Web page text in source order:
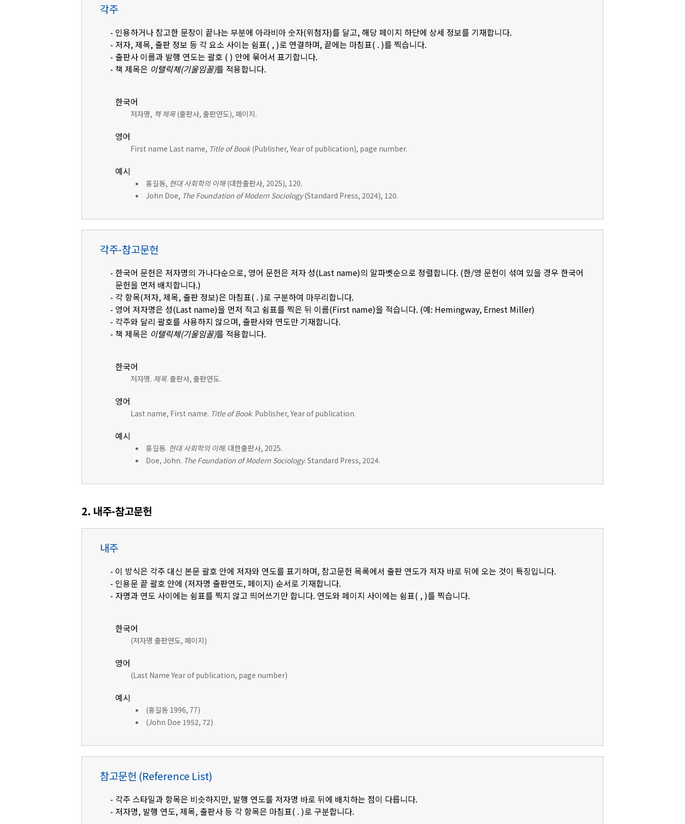
각주
- 인용하거나 참고한 문장이 끝나는 부분에 아라비아 숫자(위첨자)를 달고, 해당 페이지 하단에 상세 정보를 기재합니다.
- 저자, 제목, 출판 정보 등 각 요소 사이는 쉼표( , )로 연결하며, 끝에는 마침표( . )를 찍습니다.
- 출판사 이름과 발행 연도는 괄호 ( ) 안에 묶어서 표기합니다.
- 책 제목은 이탤릭체(기울임꼴)를 적용합니다.
한국어
저자명, 책 제목(출판사, 출판연도), 페이지.
영어
First name Last name, Title of Book(Publisher, Year of publication), page number.
예시
홍길동, 현대 사회학의 이해(대한출판사, 2025), 120.
John Doe, The Foundation of Modern Sociology(Standard Press, 2024), 120.
각주-참고문헌
- 한국어 문헌은 저자명의 가나다순으로, 영어 문헌은 저자 성(Last name)의 알파벳순으로 정렬합니다. (한/영 문헌이 섞여 있을 경우 한국어
문헌을 먼저 배치합니다.)
- 각 항목(저자, 제목, 출판 정보)은 마침표( . )로 구분하여 마무리합니다.
- 영어 저자명은 성(Last name)을 먼저 적고 쉼표를 찍은 뒤 이름(First name)을 적습니다. (예: Hemingway, Ernest Miller)
- 각주와 달리 괄호를 사용하지 않으며, 출판사와 연도만 기재합니다.
- 책 제목은 이탤릭체(기울임꼴)를 적용합니다.
한국어
저자명. 제목. 출판사, 출판연도.
영어
Last name, First name. Title of Book. Publisher, Year of publication.
예시
홍길동. 현대 사회학의 이해. 대한출판사, 2025.
Doe, John. The Foundation of Modern Sociology. Standard Press, 2024.
2. 내주-참고문헌
내주
- 이 방식은 각주 대신 본문 괄호 안에 저자와 연도를 표기하며, 참고문헌 목록에서 출판 연도가 저자 바로 뒤에 오는 것이 특징입니다.
- 인용문 끝 괄호 안에 (저자명 출판연도, 페이지) 순서로 기재합니다.
- 자명과 연도 사이에는 쉼표를 찍지 않고 띄어쓰기만 합니다. 연도와 페이지 사이에는 쉼표( , )를 찍습니다.
한국어
(저자명 출판연도, 페이지)
영어
(Last Name Year of publication, page number)
예시
(홍길동 1996, 77)
(John Doe 1952, 72)
참고문헌 (Reference List)
- 각주 스타일과 항목은 비슷하지만, 발행 연도를 저자명 바로 뒤에 배치하는 점이 다릅니다.
- 저자명, 발행 연도, 제목, 출판사 등 각 항목은 마침표( . )로 구분합니다.